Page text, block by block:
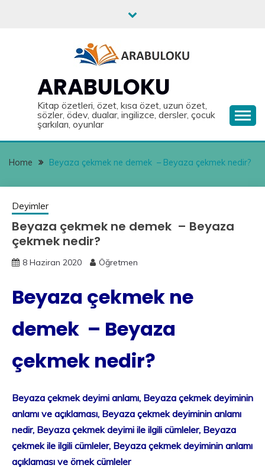
ARABULOKU
Kitap özetleri, özet, kısa özet, uzun özet,
sözler, ödev, dualar, ingilizce, dersler, çocuk
şarkıları, oyunlar
Home Beyaza çekmek ne demek – Beyaza çekmek nedir?
Deyimler
Beyaza çekmek ne demek – Beyaza
çekmek nedir?
8 Haziran 2020 Öğretmen
Beyaza çekmek ne
demek – Beyaza
çekmek nedir?
Beyaza çekmek deyimi anlamı, Beyaza çekmek deyiminin
anlamı ve açıklaması, Beyaza çekmek deyiminin anlamı
nedir, Beyaza çekmek deyimi ile ilgili cümleler, Beyaza
çekmek ile ilgili cümleler, Beyaza çekmek deyiminin anlamı
açıklaması ve örnek cümleler